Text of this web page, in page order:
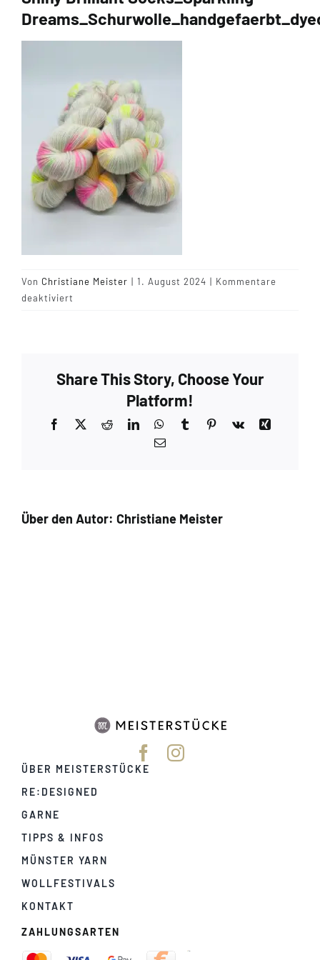
Tipps & Infos
Münster Yarn
Wollfestivals
Kontakt
Von Christiane Meister | 1. August 2024 | Kommentare
deaktiviert
Share This Story, Choose Your
Platform!
Facebook Reddit LinkedInWhatsApp
TumblrPinterest
Vk
E-
Über den Autor: Christiane Meister
ÜBER MEISTERSTÜCKE
RE:DESIGNED
GARNE
TIPPS & INFOS
MÜNSTER YARN
WOLLFESTIVALS
KONTAKT
ZAHLUNGSARTEN